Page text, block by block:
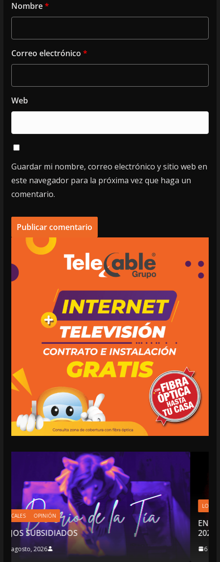
Nombre*
Correo electrónico *
Web
Guardar mi nombre, correo electrónico y sitio web en
este navegador para la próxima vez que haga un
comentario.
LOCALES OPINIÓN
EN LAS TRIPAS DEL JAGUAR: 06 DE
2026
6 agosto, 2026